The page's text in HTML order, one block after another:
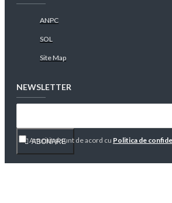
ANPC
SOL
Site Map
NEWSLETTER
ABONARE
Am citit şi sunt de acord cu Politica de